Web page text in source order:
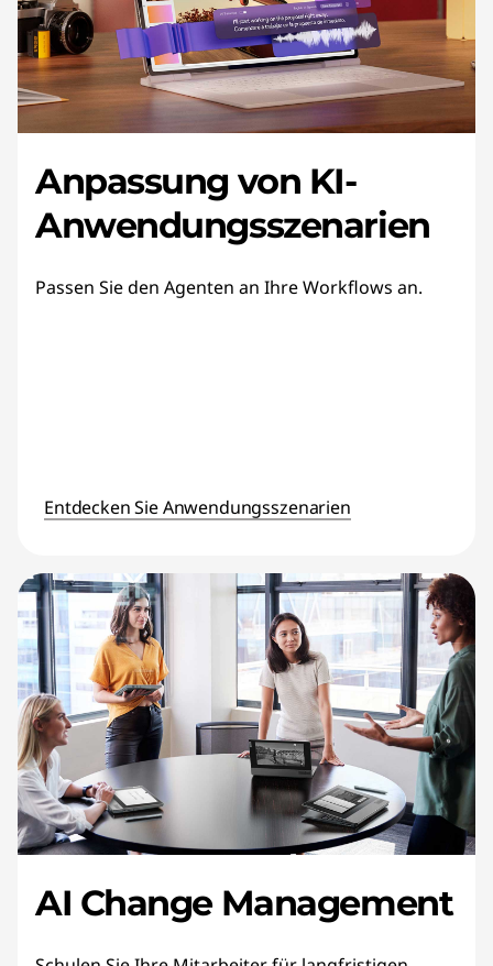
Anpassung von KI-
Anwendungsszenarien
Passen Sie den Agenten an Ihre Workflows an.
Entdecken Sie Anwendungsszenarien
AI Change Management